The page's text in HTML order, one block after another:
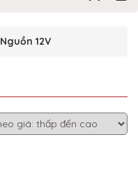
Nguồn 12V